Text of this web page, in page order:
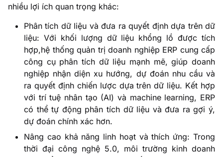
nhiều lợi ích quan trọng khác:
Phân tích dữ liệu và đưa ra quyết định dựa trên dữ
liệu: Với khối lượng dữ liệu khổng lồ được tích
hợp,hệ thống quản trị doanh nghiệp ERP cung cấp
công cụ phân tích dữ liệu mạnh mẽ, giúp doanh
nghiệp nhận diện xu hướng, dự đoán nhu cầu và
ra quyết định chiến lược dựa trên dữ liệu. Kết hợp
với trí tuệ nhân tạo (AI) và machine learning, ERP
có thể tự động phân tích dữ liệu và đưa ra gợi ý,
dự đoán chính xác hơn.
Nâng cao khả năng linh hoạt và thích ứng: Trong
thời đại công nghệ 5.0, môi trường kinh doanh